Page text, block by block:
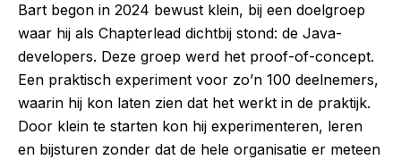
Bart begon in 2024 bewust klein, bij een doelgroep
waar hij als Chapterlead dichtbij stond: de Java-
developers. Deze groep werd het proof-of-concept.
Een praktisch experiment voor zo’n 100 deelnemers,
waarin hij kon laten zien dat het werkt in de praktijk.
Door klein te starten kon hij experimenteren, leren
en bijsturen zonder dat de hele organisatie er meteen